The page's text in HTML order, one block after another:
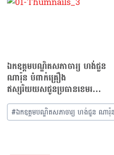
ឯកឧត្តមបណ្ឌិតសភាចារ្យ ហង់ជួន
ណារ៉ុន បំពាក់គ្រឿង
ឥស្សរិយយសជូនប្រធានខេមរ
សហព័ន្ធតេក្វាន់ដូកម្ពុជា
#ឯកឧត្តមបណ្ឌិតសភាចារ្យ ហង់ជួន ណារ៉ុន